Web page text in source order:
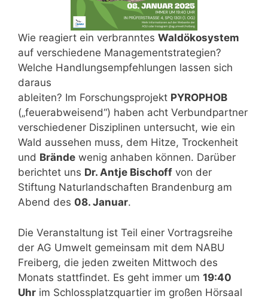
Wie reagiert ein verbranntes Waldökosystem
auf verschiedene Managementstrategien?
Welche Handlungsempfehlungen lassen sich
daraus
ableiten? Im Forschungsprojekt PYROPHOB
(„feuerabweisend“) haben acht Verbundpartner
verschiedener Disziplinen untersucht, wie ein
Wald aussehen muss, dem Hitze, Trockenheit
und Brände wenig anhaben können. Darüber
berichtet uns Dr. Antje Bischoff von der
Stiftung Naturlandschaften Brandenburg am
Abend des 08. Januar.
Die Veranstaltung ist Teil einer Vortragsreihe
der AG Umwelt gemeinsam mit dem NABU
Freiberg, die jeden zweiten Mittwoch des
Monats stattfindet. Es geht immer um 19:40
Uhr im Schlossplatzquartier im großen Hörsaal